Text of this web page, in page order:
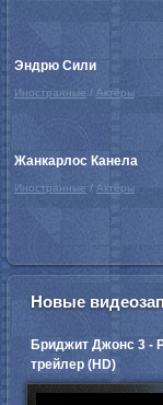
Эндрю Сили
Иностранные / Актёры
Жанкарлос Канела
Иностранные / Актёры
Новые
Бриджит Джонс 3 -
трейлер (HD)